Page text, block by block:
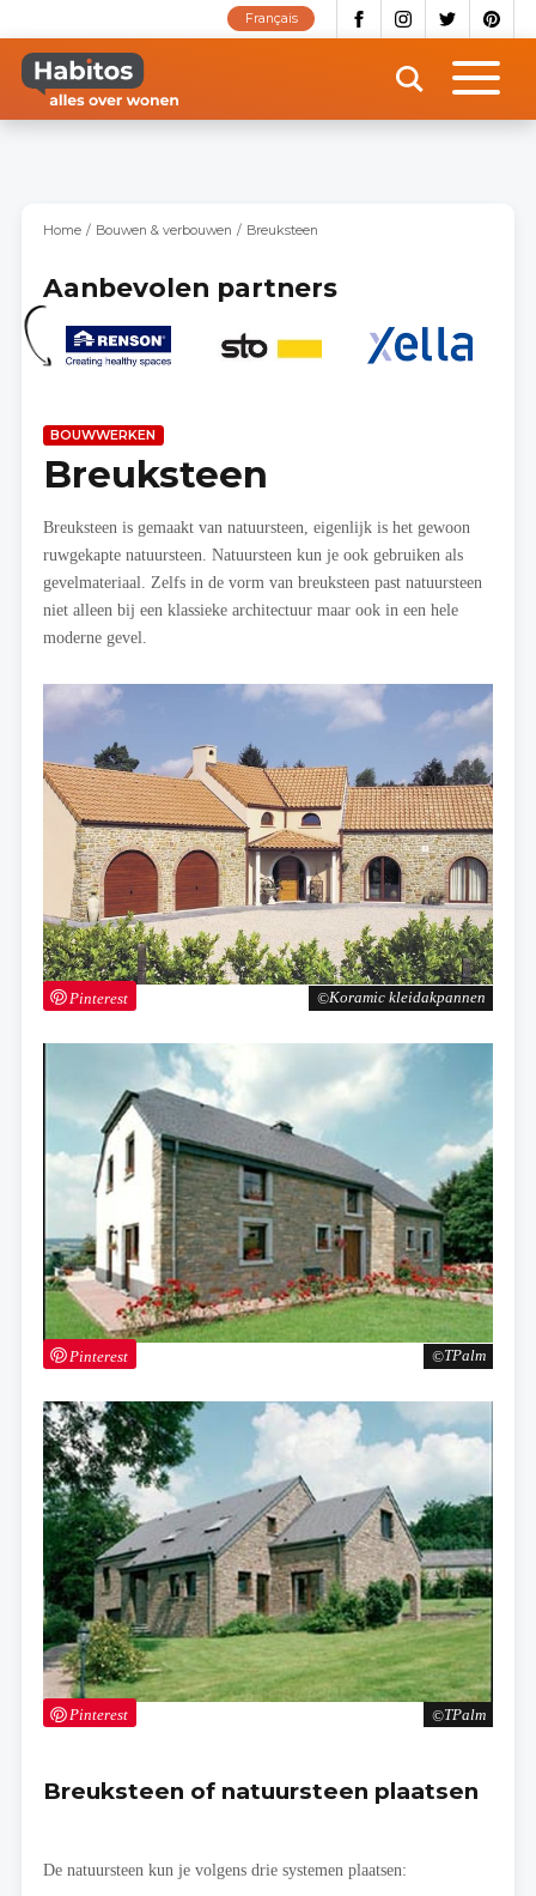
naar
inhoud
gaan
Français
Home Bouwen & verbouwen Breuksteen
Aanbevolen partners
BOUWWERKEN
Breuksteen
Koramic kleidakpannen
Pinterest
TPalm
Pinterest
TPalm
Pinterest
Breuksteen is gemaakt van natuursteen, eigenlijk is het gewoon
ruwgekapte natuursteen. Natuursteen kun je ook gebruiken als
gevelmateriaal. Zelfs in de vorm van breuksteen past natuursteen
niet alleen bij een klassieke architectuur maar ook in een hele
moderne gevel.
Breuksteen of natuursteen plaatsen
De natuursteen kun je volgens drie systemen plaatsen: